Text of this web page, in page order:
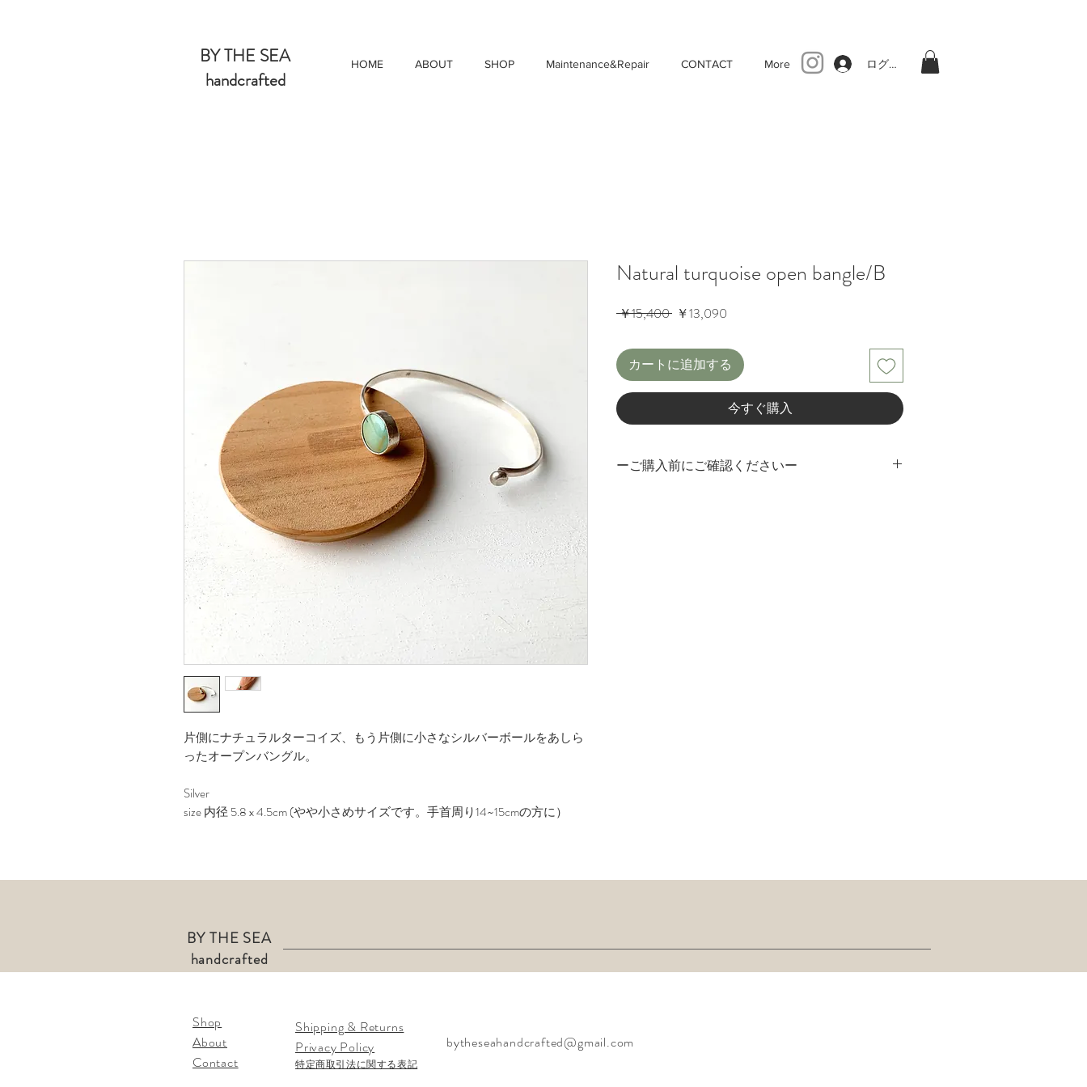
HOME ABOUT SHOP Maintenance&Repair CONTACT More
BY THE SEA
handcrafted
ログイン
片側にナチュラルターコイズ、もう片側に小さなシルバーボールをあしら
ったオープンバングル。
Silver
size 内径 5.8 x 4.5cm (やや小さめサイズです。手首周り14~15cmの方に）
Natural turquoise open bangle/B
￥15,400 通
価
格
￥13,090
ル
価
格
カートに追加する
今すぐ購入
ーご購入前にご確認くださいー
BY THE SEA
handcrafted
Shop
About
Contact
Shipping & Returns
Privacy Policy
​特定商取引法に関する表記
bytheseahandcrafted@gmail.com